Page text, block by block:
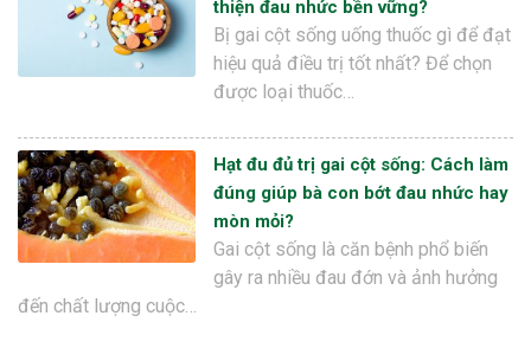
thiện đau nhức bền vững?
Bị gai cột sống uống thuốc gì để đạt
hiệu quả điều trị tốt nhất? Để chọn
được loại thuốc…
Hạt đu đủ trị gai cột sống: Cách làm
đúng giúp bà con bớt đau nhức hay
mòn mỏi?
Gai cột sống là căn bệnh phổ biến
gây ra nhiều đau đớn và ảnh hưởng
đến chất lượng cuộc…